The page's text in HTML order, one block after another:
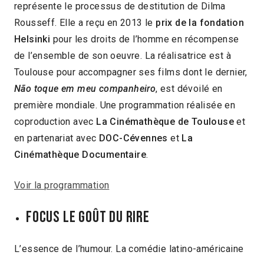
représente le processus de destitution de Dilma
Rousseff. Elle a reçu en 2013 le prix de la fondation
Helsinki pour les droits de l’homme en récompense
de l’ensemble de son oeuvre. La réalisatrice est à
Toulouse pour accompagner ses films dont le dernier,
Não toque em meu companheiro, est dévoilé en
première mondiale. Une programmation réalisée en
coproduction avec La Cinémathèque de Toulouseet
en partenariat avec DOC-Cévennes et La
Cinémathèque Documentaire.
Voir la programmation
FOCUS LE GOÛT DU RIRE
L’essence de l’humour. La comédie latino-américaine